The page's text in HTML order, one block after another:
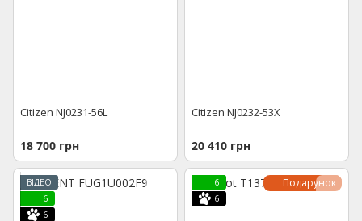
Citizen NJ0231-56L
18 700 грн
Citizen NJ0232-53X
20 410 грн
ВІДЕО
6
6
Подарунок
6
6